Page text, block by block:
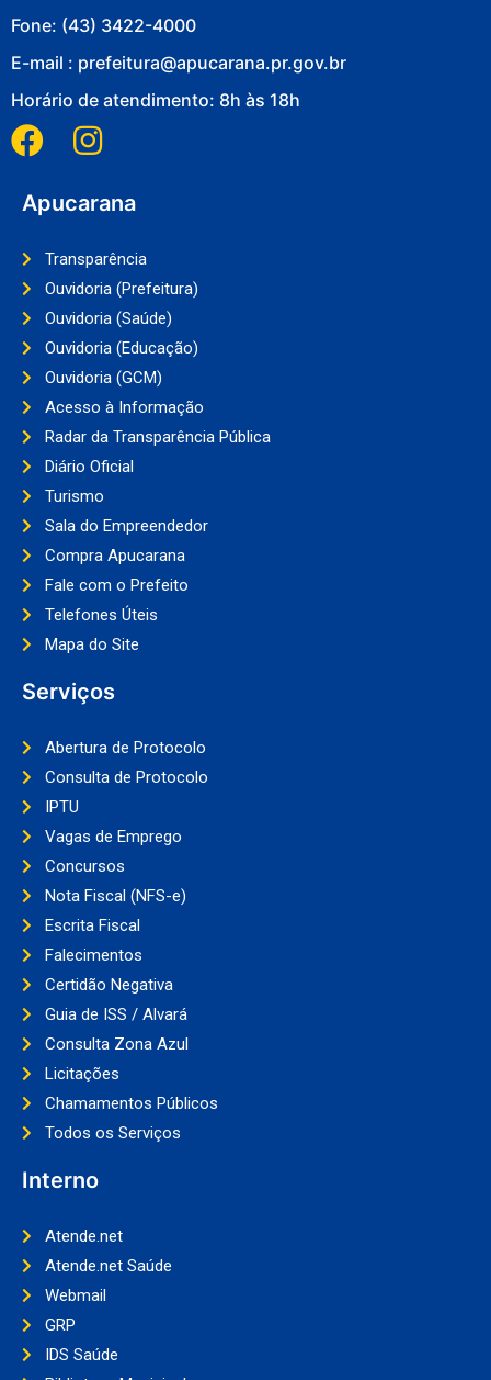
Fone: (43) 3422-4000
E-mail : prefeitura@apucarana.pr.gov.br
Horário de atendimento: 8h às 18h
Apucarana
Transparência
Ouvidoria (Prefeitura)
Ouvidoria (Saúde)
Ouvidoria (Educação)
Ouvidoria (GCM)
Acesso à Informação
Radar da Transparência Pública
Diário Oficial
Turismo
Sala do Empreendedor
Compra Apucarana
Fale com o Prefeito
Telefones Úteis
Mapa do Site
Serviços
Abertura de Protocolo
Consulta de Protocolo
IPTU
Vagas de Emprego
Concursos
Nota Fiscal (NFS-e)
Escrita Fiscal
Falecimentos
Certidão Negativa
Guia de ISS / Alvará
Consulta Zona Azul
Licitações
Chamamentos Públicos
Todos os Serviços
Interno
Atende.net
Atende.net Saúde
Webmail
GRP
IDS Saúde